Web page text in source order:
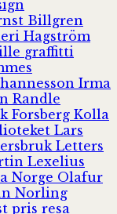
Billgren
Hagström
graffitti
Irma
Randle
Forsberg Kolla
Lars
Letters
Lexelius
Norge Olafur
Norling
pris resa